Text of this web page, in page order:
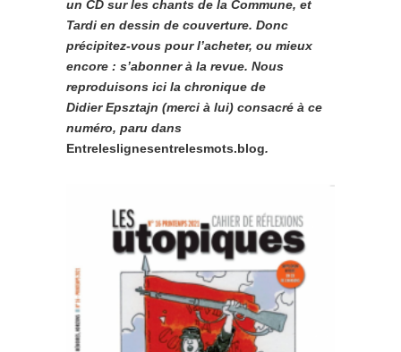
un CD sur les chants de la Commune, et
Tardi en dessin de couverture. Donc
précipitez-vous pour l’acheter, ou mieux
encore : s’abonner à la revue. Nous
reproduisons ici la chronique de
Didier Epsztajn (merci à lui) consacré à ce
numéro, paru dans
Entreleslignesentrelesmots.blog.